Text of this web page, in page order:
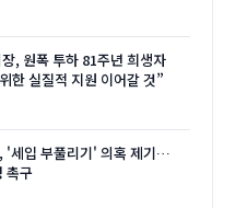
, 원폭 투하 81주년 희생자
한 실질적 지원 이어갈 것”
'세입 부풀리기' 의혹 제기…
촉구